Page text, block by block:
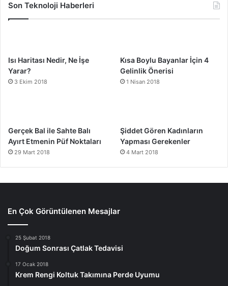
Son Teknoloji Haberleri
Isı Haritası Nedir, Ne İşe
Yarar?
3 Ekim 2018
Kısa Boylu Bayanlar İçin 4
Gelinlik Önerisi
1 Nisan 2018
Gerçek Bal ile Sahte Balı
Ayırt Etmenin Püf Noktaları
29 Mart 2018
Şiddet Gören Kadınların
Yapması Gerekenler
4 Mart 2018
En Çok Görüntülenen Mesajlar
25 Şubat 2018
Doğum Sonrası Çatlak Tedavisi
17 Ocak 2018
Krem Rengi Koltuk Takımına Perde Uyumu